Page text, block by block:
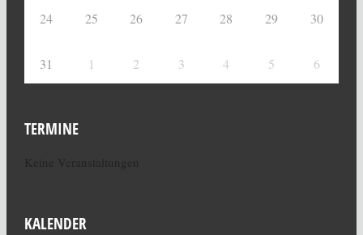
24 25 26 27 28 29 30
31 1 2 3 4 5 6
TERMINE
KALENDER